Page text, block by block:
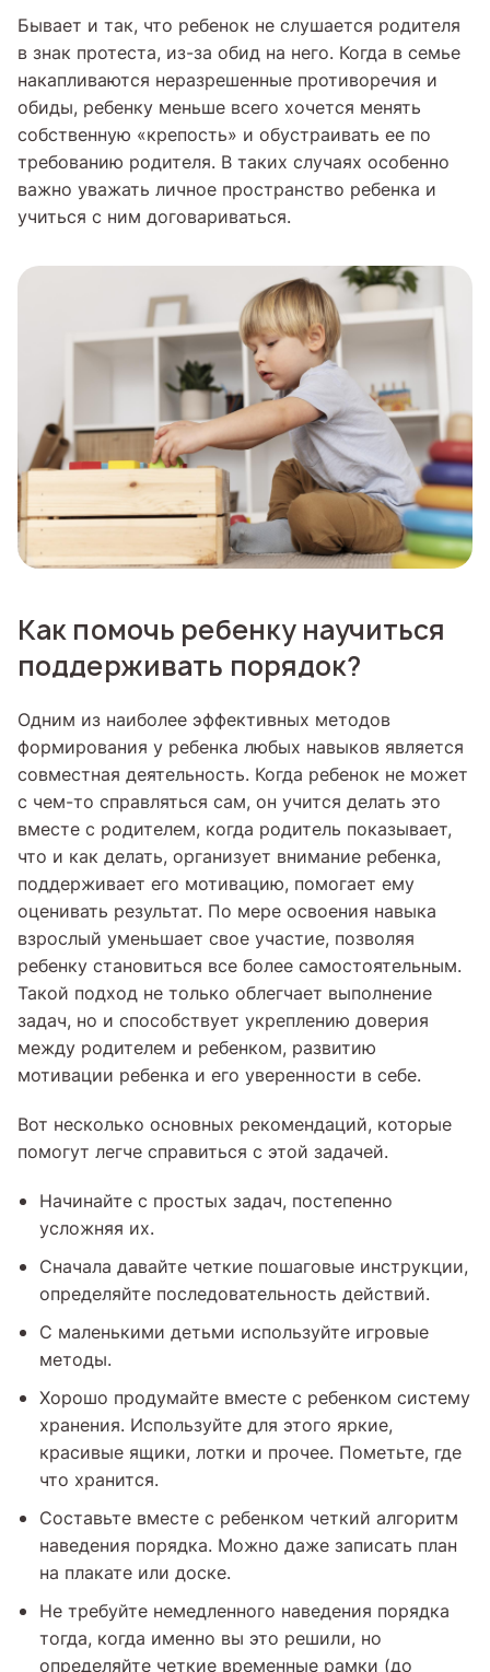
Бывает и так, что ребенок не слушается родителя
в знак протеста, из-за обид на него. Когда в семье
накапливаются неразрешенные противоречия и
обиды, ребенку меньше всего хочется менять
собственную «крепость» и обустраивать ее по
требованию родителя. В таких случаях особенно
важно уважать личное пространство ребенка и
учиться с ним договариваться.
Как помочь ребенку научиться
поддерживать порядок?
Одним из наиболее эффективных методов
формирования у ребенка любых навыков является
совместная деятельность. Когда ребенок не может
с чем-то справляться сам, он учится делать это
вместе с родителем, когда родитель показывает,
что и как делать, организует внимание ребенка,
поддерживает его мотивацию, помогает ему
оценивать результат. По мере освоения навыка
взрослый уменьшает свое участие, позволяя
ребенку становиться все более самостоятельным.
Такой подход не только облегчает выполнение
задач, но и способствует укреплению доверия
между родителем и ребенком, развитию
мотивации ребенка и его уверенности в себе.
Вот несколько основных рекомендаций, которые
помогут легче справиться с этой задачей.
Начинайте с простых задач, постепенно
усложняя их.
Сначала давайте четкие пошаговые инструкции,
определяйте последовательность действий.
С маленькими детьми используйте игровые
методы.
Хорошо продумайте вместе с ребенком систему
хранения. Используйте для этого яркие,
красивые ящики, лотки и прочее. Пометьте, где
что хранится.
Составьте вместе с ребенком четкий алгоритм
наведения порядка. Можно даже записать план
на плакате или доске.
Не требуйте немедленного наведения порядка
тогда, когда именно вы это решили, но
определяйте четкие временные рамки (до